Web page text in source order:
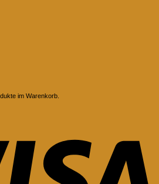
im Warenkorb.